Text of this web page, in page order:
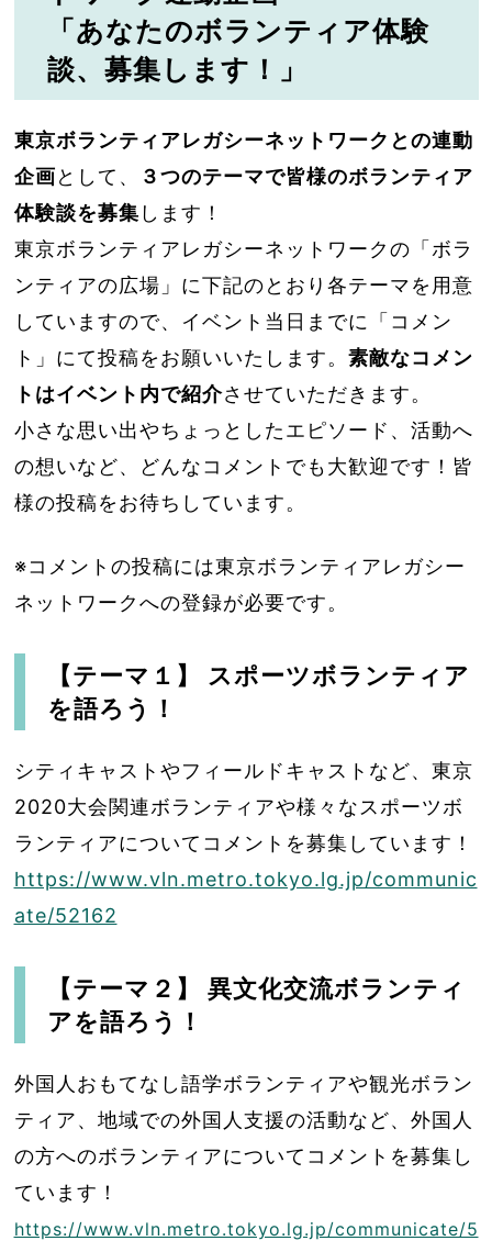
「あなたのボランティア体験
談、募集します！」
東京ボランティアレガシーネットワークとの連動
企画として、
３つのテーマで皆様のボランティア
体験談を募集 します！
東京ボランティアレガシーネットワークの「ボラ
ンティアの広場」に下記のとおり各テーマを用意
していますので、イベント当日までに「コメン
ト」にて投稿をお願いいたします。 素敵なコメン
トはイベント内で紹介させていただきます。
小さな思い出やちょっとしたエピソード、活動へ
の想いなど、どんなコメントでも大歓迎です！皆
様の投稿をお待ちしています。
※コメントの投稿には東京ボランティアレガシー
ネットワークへの登録が必要です。
【テーマ１】 スポーツボランティア
を語ろう！
シティキャストやフィールドキャストなど、東京
2020大会関連ボランティアや様々なスポーツボ
ランティアについてコメントを募集しています！
https://www.vln.metro.tokyo.lg.jp/communic
ate/52162
【テーマ２】 異文化交流ボランティ
アを語ろう！
外国人おもてなし語学ボランティアや観光ボラン
ティア、地域での外国人支援の活動など、外国人
の方へのボランティアについてコメントを募集し
ています！
https://www.vln.metro.tokyo.lg.jp/communicate/5